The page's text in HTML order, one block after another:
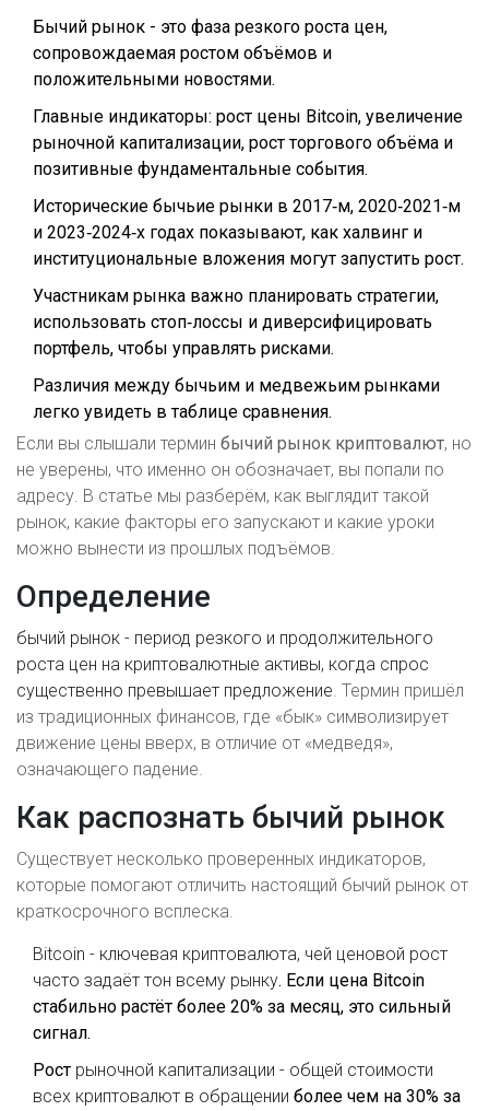
Бычий рынок - это фазa резкого роста цен,
сопровождаемая ростом объёмов и
положительными новостями.
Главные индикаторы: рост цены Bitcoin, увеличение
рыночной капитализации, рост торгового объёма и
позитивные фундаментальные события.
Исторические бычьие рынки в 2017‑м, 2020‑2021‑м
и 2023‑2024‑х годах показывают, как халвинг и
институциональные вложения могут запустить рост.
Участникам рынка важно планировать стратегии,
использовать стоп‑лоссы и диверсифицировать
портфель, чтобы управлять рисками.
Различия между бычьим и медвежьим рынками
легко увидеть в таблице сравнения.
Если вы слышали термин бычий рынок криптовалют, но
не уверены, что именно он обозначает, вы попали по
адресу. В статье мы разберём, как выглядит такой
рынок, какие факторы его запускают и какие уроки
можно вынести из прошлых подъёмов.
Определение
бычий рынок - период резкого и продолжительного
роста цен на криптовалютные активы, когда спрос
существенно превышает предложение. Термин пришёл
из традиционных финансов, где «бык» символизирует
движение цены вверх, в отличие от «медведя»,
означающего падение.
Как распознать бычий рынок
Существует несколько проверенных индикаторов,
которые помогают отличить настоящий бычий рынок от
краткосрочного всплеска.
Bitcoin - ключевая криптовалюта, чей ценовой рост
часто задаёт тон всему рынку. Если цена Bitcoin
стабильно растёт более 20% за месяц, это сильный
сигнал.
Рост рыночной капитализации - общей стоимости
всех криптовалют в обращении более чем на 30% за